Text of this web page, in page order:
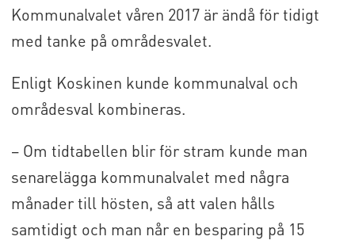
Kommunalvalet våren 2017 är ändå för tidigt
med tanke på områdesvalet.
Enligt Koskinen kunde kommunalval och
områdesval kombineras.
– Om tidtabellen blir för stram kunde man
senarelägga kommunalvalet med några
månader till hösten, så att valen hålls
samtidigt och man når en besparing på 15